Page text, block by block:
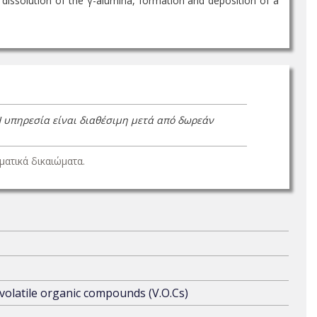
υπηρεσία είναι διαθέσιμη μετά από δωρεάν
δικαιώματα.
organic compounds (V.O.Cs)